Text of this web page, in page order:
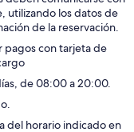
utilizando los datos de
de la reservación.
pagos con tarjeta de
de 08:00 a 20:00.
del horario indicado en